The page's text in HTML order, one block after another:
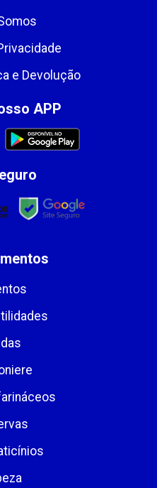
e Devolução
APP